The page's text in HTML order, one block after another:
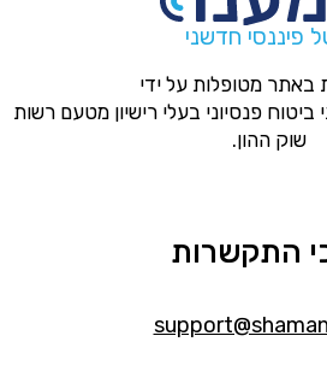
פיננסי חדשני
באתר מטופלות על ידי
ביטוח פנסיוני בעלי רישיון מטעם רשות
שוק ההון.
התקשרות